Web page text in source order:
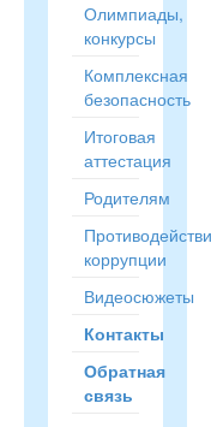
Олимпиады,
конкурсы
Комплексная
безопасность
Итоговая
аттестация
Родителям
коррупции
Видеосюжеты
Контакты
Обратная
связь